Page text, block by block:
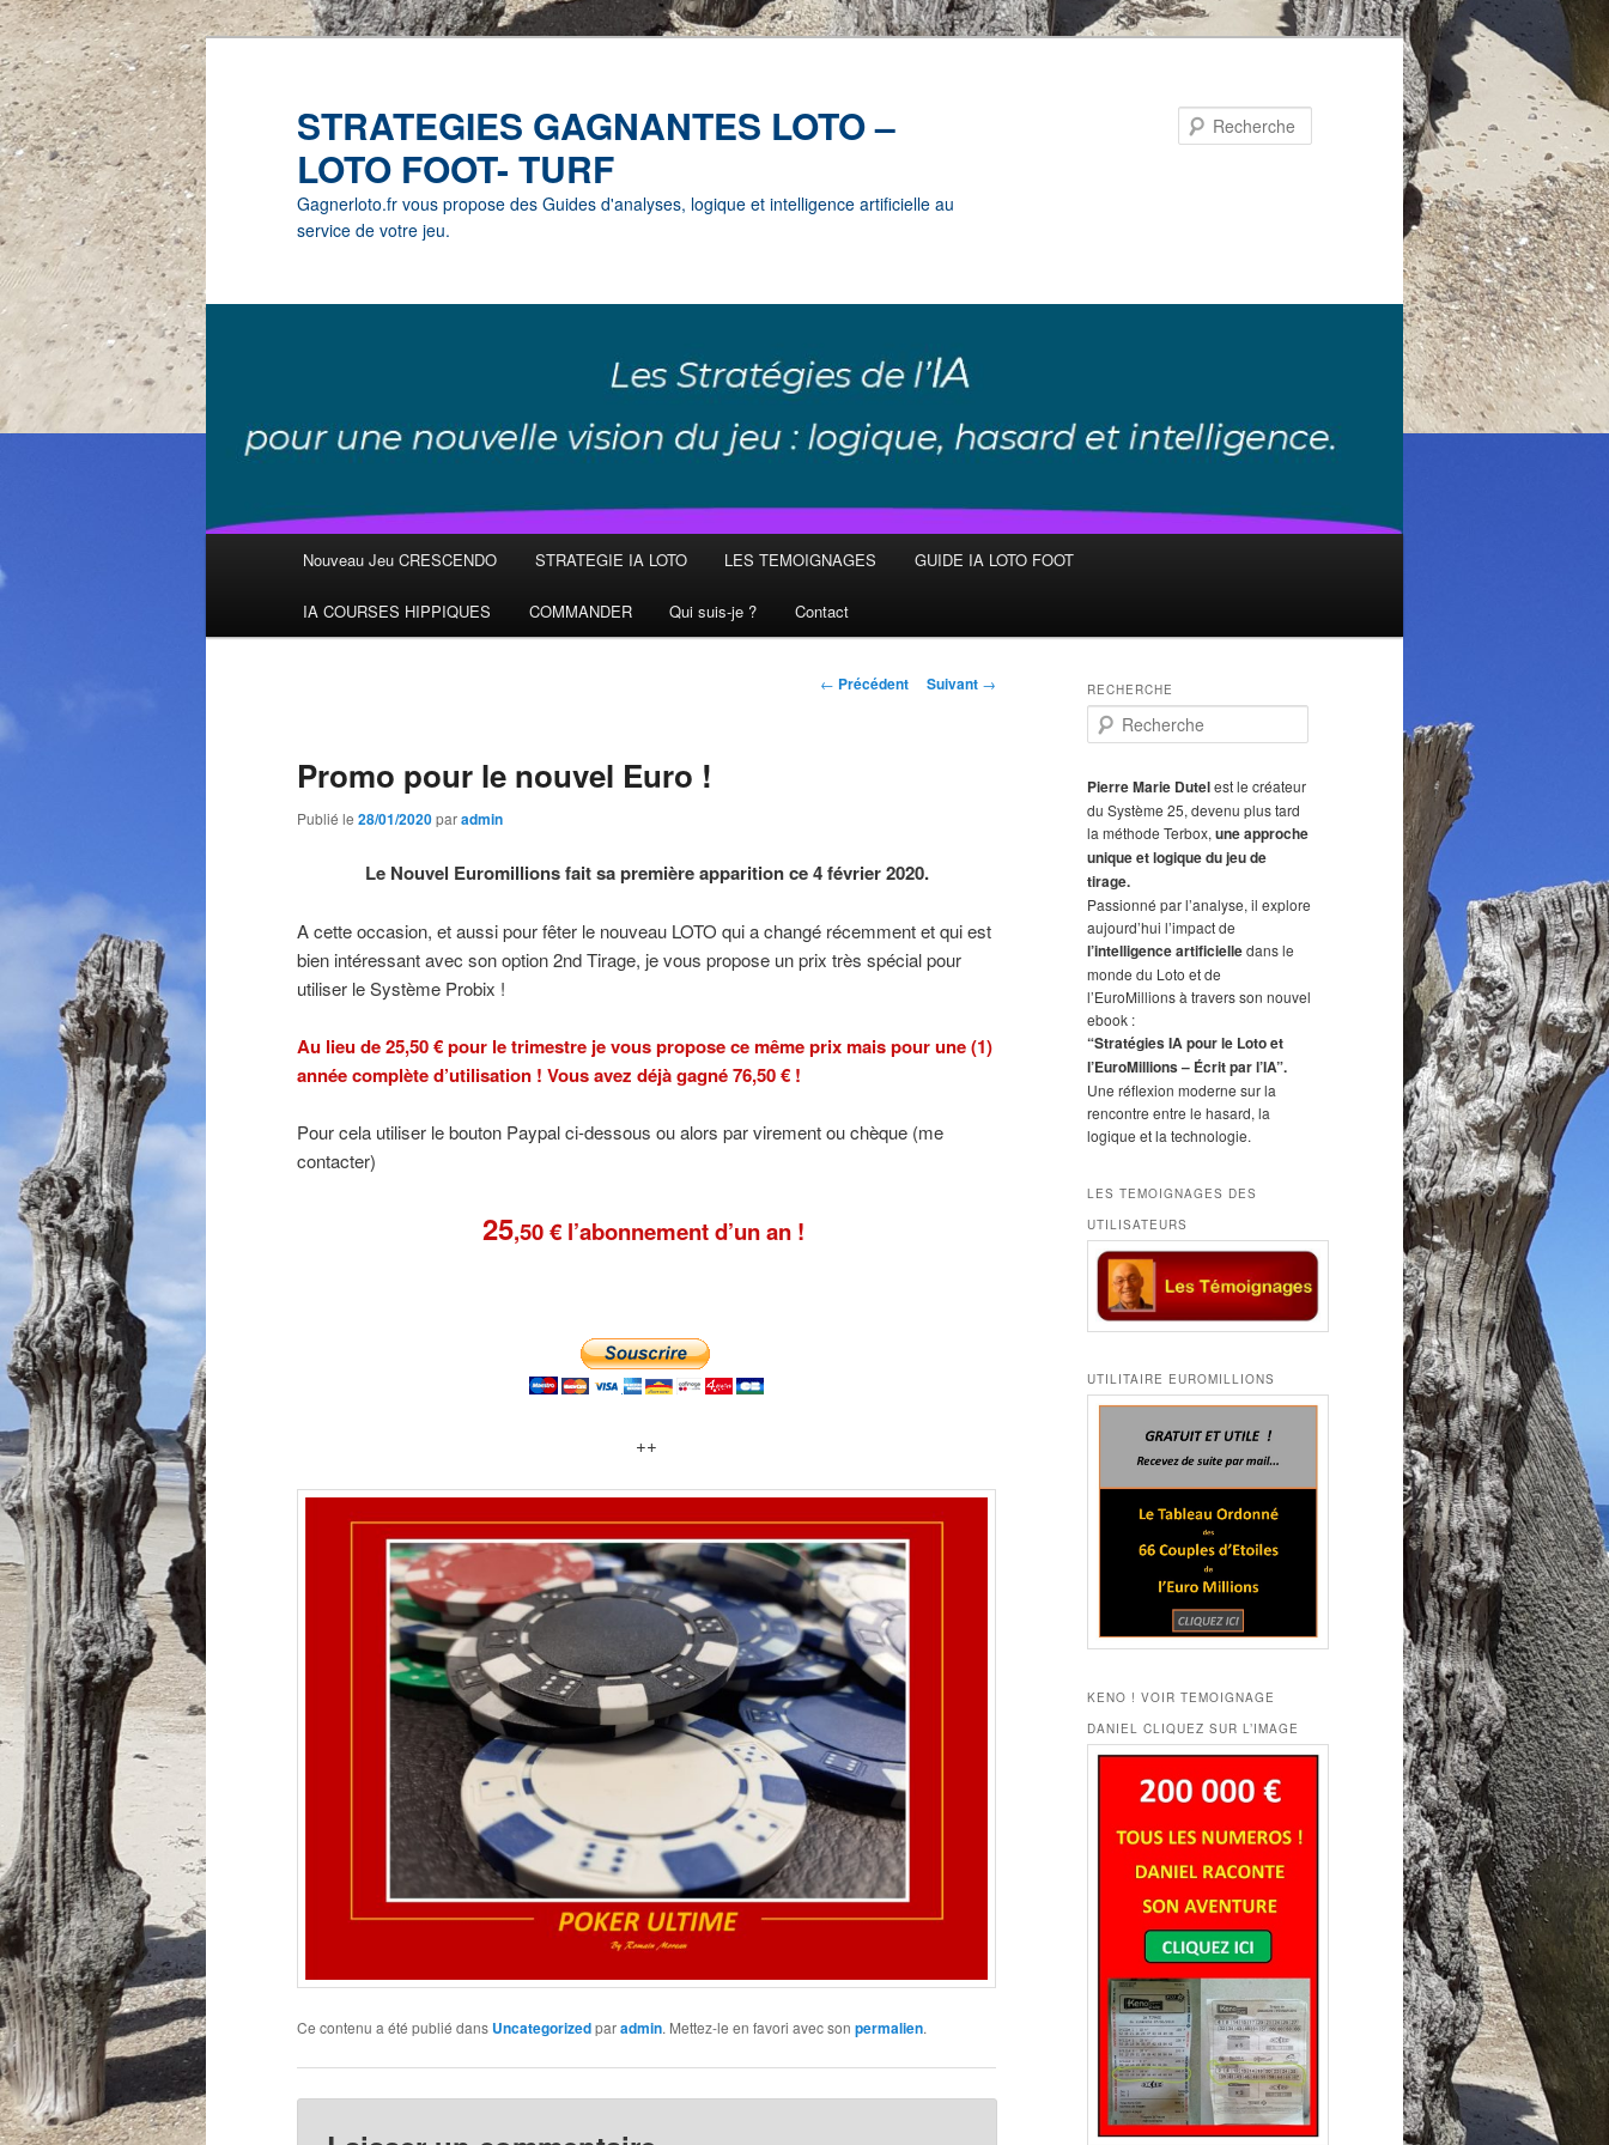
STRATEGIES GAGNANTES LOTO –
LOTO FOOT- TURF
Gagnerloto.fr vous propose des Guides d'analyses, logique et intelligence artificielle au
service de votre jeu.
Aller
au
Nouveau Jeu CRESCENDO STRATEGIE IA LOTO LES TEMOIGNAGES GUIDE IA LOTO FOOT
IA COURSES HIPPIQUES COMMANDER Qui suis-je ? Contact
Navigation
← Précédent Suivant →
Promo pour le nouvel Euro !
Publié le 28/01/2020paradmin
Le Nouvel Euromillions fait sa première apparition ce 4 février 2020.
A cette occasion, et aussi pour fêter le nouveau LOTO qui a changé récemment et qui est
bien intéressant avec son option 2nd Tirage, je vous propose un prix très spécial pour
utiliser le Système Probix !
Au lieu de 25,50 € pour le trimestre je vous propose ce même prix mais pour une (1)
année complète d’utilisation ! Vous avez déjà gagné 76,50 € !
Pour cela utiliser le bouton Paypal ci-dessous ou alors par virement ou chèque (me
contacter)
25,50 € l’abonnement d’un an !
++
Ce contenu a été publié dans Uncategorizedparadmin. Mettez-le en favori avec son permalien.
RECHERCHE
e
h
e
r
c
h
e
Pierre Marie Dutelest le créateur
du Système 25, devenu plus tard
la méthode Terbox, une approche
unique et logique du jeu de
tirage.
Passionné par l’analyse, il explore
aujourd’hui l’impact de
l’intelligence artificielledans le
monde du Loto et de
l’EuroMillions à travers son nouvel
ebook :
“Stratégies IA pour le Loto et
l’EuroMillions – Écrit par l’IA”.
Une réflexion moderne sur la
rencontre entre le hasard, la
logique et la technologie.
LES TEMOIGNAGES DES
UTILISATEURS
UTILITAIRE EUROMILLIONS
KENO ! VOIR TEMOIGNAGE
DANIEL CLIQUEZ SUR L’IMAGE